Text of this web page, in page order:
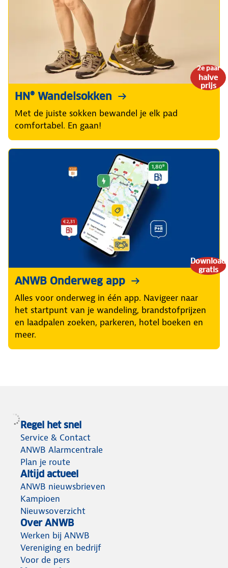
2e paar
halve
prijs
HN® Wandelsokken
Met de juiste sokken bewandel je elk pad
comfortabel. En gaan!
Download
gratis
ANWB Onderweg app
Alles voor onderweg in één app. Navigeer naar
het startpunt van je wandeling, brandstofprijzen
en laadpalen zoeken, parkeren, hotel boeken en
meer.
Regel het snel
Service & Contact
ANWB Alarmcentrale
Plan je route
Altijd actueel
ANWB nieuwsbrieven
Kampioen
Nieuwsoverzicht
Over ANWB
Werken bij ANWB
Vereniging en bedrijf
Voor de pers